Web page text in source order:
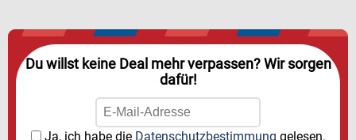
Du willst keine Deal mehr verpassen? Wir sorgen
dafür!
Ja, ich habe die Datenschutzbestimmung gelesen,